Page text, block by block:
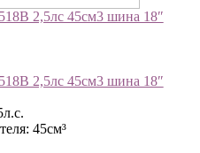
2,5лс 45см3 шина 18″
2,5лс 45см3 шина 18″
45см³